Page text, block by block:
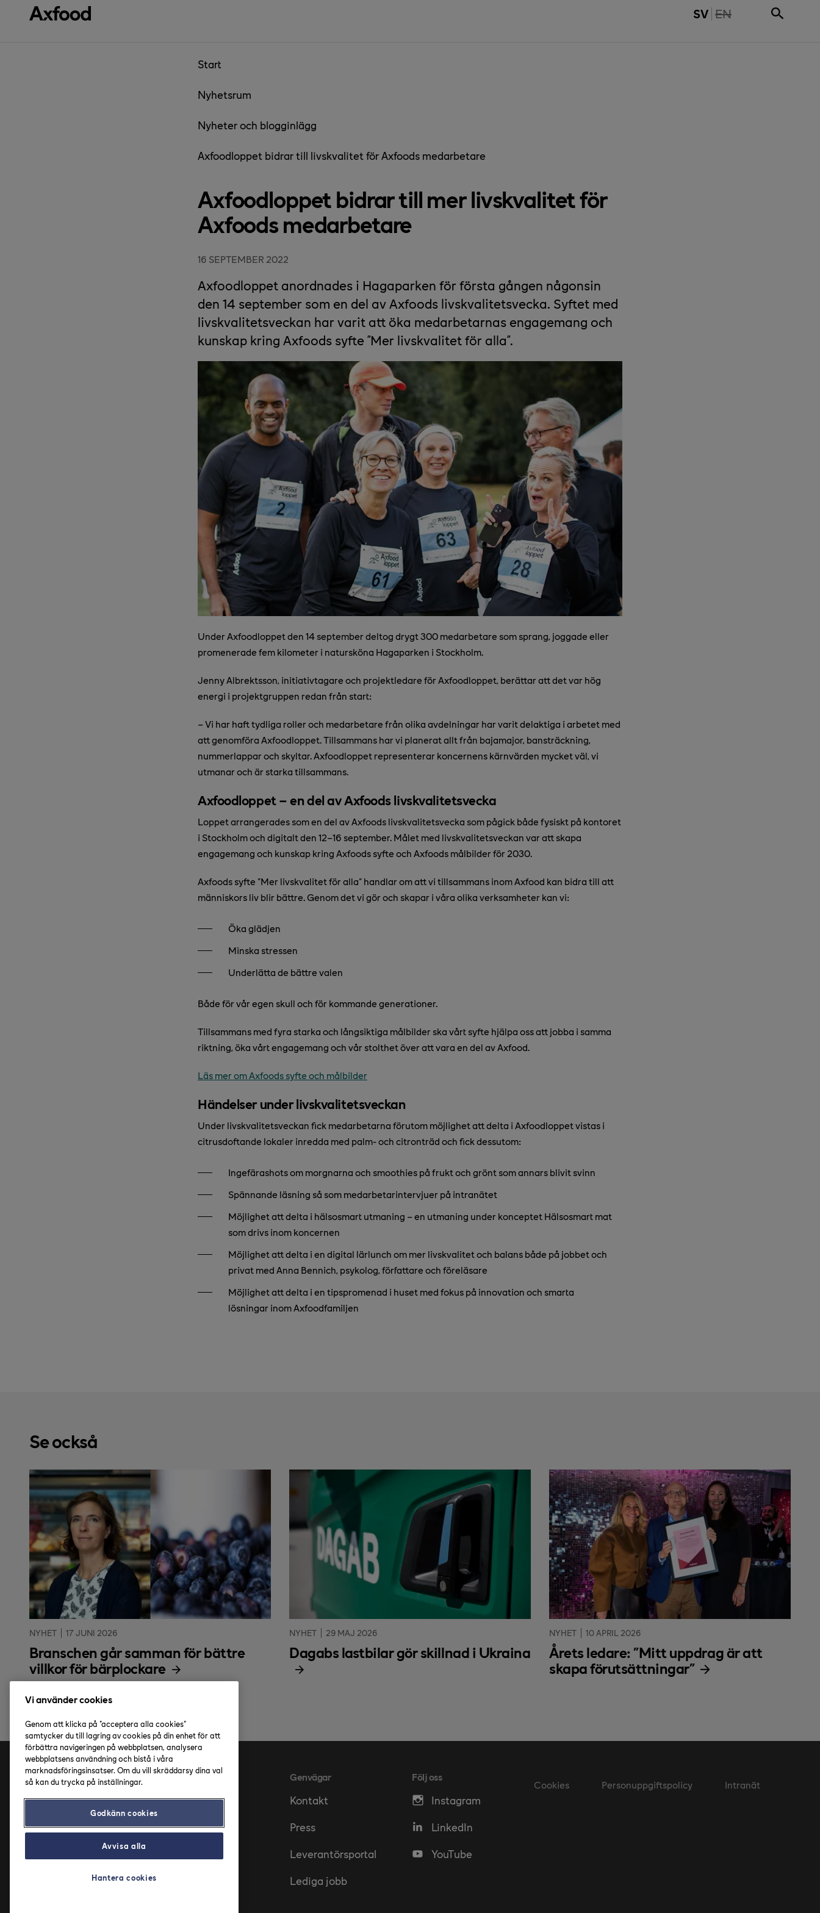
Gå direkt till innehåll SV THE PAGE IS NOT
EN
Start
Nyhetsrum
Nyheter och blogginlägg
Axfoodloppet bidrar till livskvalitet för Axfoods medarbetare
Axfoodloppet bidrar till mer livskvalitet för
Axfoods medarbetare
16 SEPTEMBER 2022
Axfoodloppet anordnades i Hagaparken för första gången någonsin
den 14 september som en del av Axfoods livskvalitetsvecka. Syftet med
livskvalitetsveckan har varit att öka medarbetarnas engagemang och
kunskap kring Axfoods syfte ”Mer livskvalitet för alla”.
Under Axfoodloppet den 14 september deltog drygt 300 medarbetare som sprang, joggade eller
promenerade fem kilometer i natursköna Hagaparken i Stockholm.
Jenny Albrektsson, initiativtagare och projektledare för Axfoodloppet, berättar att det var hög
energi i projektgruppen redan från start:
– Vi har haft tydliga roller och medarbetare från olika avdelningar har varit delaktiga i arbetet med
att genomföra Axfoodloppet. Tillsammans har vi planerat allt från bajamajor, bansträckning,
nummerlappar och skyltar. Axfoodloppet representerar koncernens kärnvärden mycket väl, vi
utmanar och är starka tillsammans.
Axfoodloppet – en del av Axfoods livskvalitetsvecka
Loppet arrangerades som en del av Axfoods livskvalitetsvecka som pågick både fysiskt på kontoret
i Stockholm och digitalt den 12–16 september. Målet med livskvalitetsveckan var att skapa
engagemang och kunskap kring Axfoods syfte och Axfoods målbilder för 2030.
Axfoods syfte "Mer livskvalitet för alla" handlar om att vi tillsammans inom Axfood kan bidra till att
människors liv blir bättre. Genom det vi gör och skapar i våra olika verksamheter kan vi:
Öka glädjen
Minska stressen
Underlätta de bättre valen
Både för vår egen skull och för kommande generationer.
Tillsammans med fyra starka och långsiktiga målbilder ska vårt syfte hjälpa oss att jobba i samma
riktning, öka vårt engagemang och vår stolthet över att vara en del av Axfood.
Läs mer om Axfoods syfte och målbilder
Händelser under livskvalitetsveckan
Under livskvalitetsveckan fick medarbetarna förutom möjlighet att delta i Axfoodloppet vistas i
citrusdoftande lokaler inredda med palm- och citronträd och fick dessutom:
Ingefärashots om morgnarna och smoothies på frukt och grönt som annars blivit svinn
Spännande läsning så som medarbetarintervjuer på intranätet
Möjlighet att delta i hälsosmart utmaning – en utmaning under konceptet Hälsosmart mat
som drivs inom koncernen
Möjlighet att delta i en digital lärlunch om mer livskvalitet och balans både på jobbet och
privat med Anna Bennich, psykolog, författare och föreläsare
Möjlighet att delta i en tipspromenad i huset med fokus på innovation och smarta
lösningar inom Axfoodfamiljen
Se också
NYHET 17 JUNI 2026
Branschen går samman för bättre
villkor för bärplockare
NYHET 29 MAJ 2026
Dagabs lastbilar gör skillnad i Ukraina
NYHET 10 APRIL 2026
Årets ledare: "Mitt uppdrag är att
skapa förutsättningar"
Adress
Axfood AB
Solnavägen 4
113 65 Stockholm
Genvägar
Kontakt
Press
Leverantörsportal
Lediga jobb
Följ oss
Instagram
LinkedIn
YouTube
Cookies Personuppgiftspolicy Intranät
Vi använder cookies
Genom att klicka på "acceptera alla cookies"
samtycker du till lagring av cookies på din enhet för att
förbättra navigeringen på webbplatsen, analysera
webbplatsens användning och bistå i våra
marknadsföringsinsatser. Om du vill skräddarsy dina val
så kan du trycka på inställningar.
Godkänn cookies
Avvisa alla
Hantera cookies